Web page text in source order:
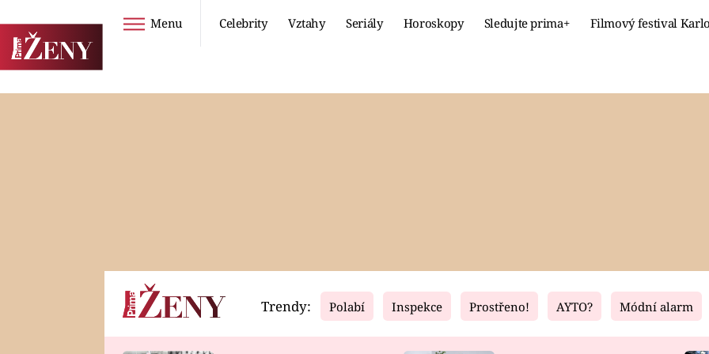
Menu Celebrity Vztahy Seriály Horoskopy Sledujte prima+ Filmový festival
Horoskopy Video Fresh Living
Trendy: Polabí Inspekce Prostřeno! AYTO? Módní alarm